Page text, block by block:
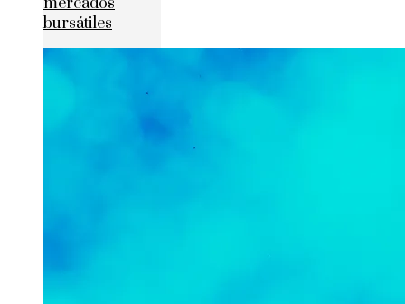
bursátiles